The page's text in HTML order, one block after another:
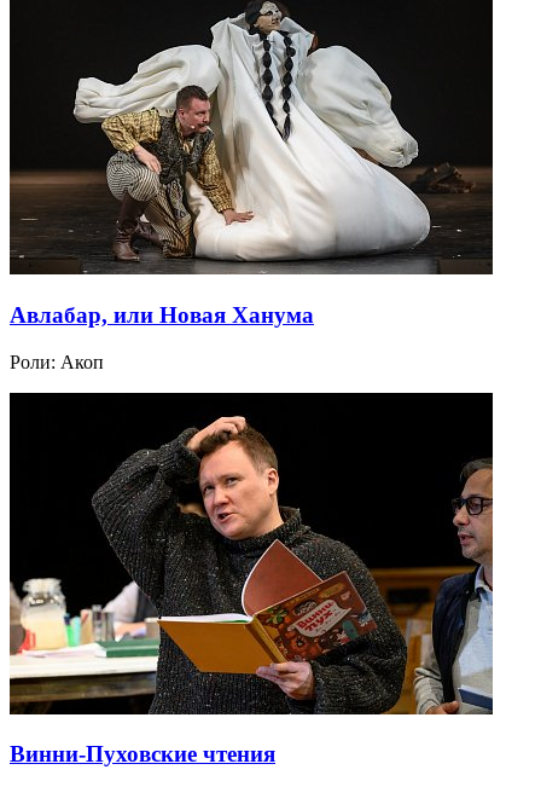
Авлабар, или Новая Ханума
Роли: Акоп
Винни-Пуховские чтения